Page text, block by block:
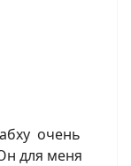
очень
для меня